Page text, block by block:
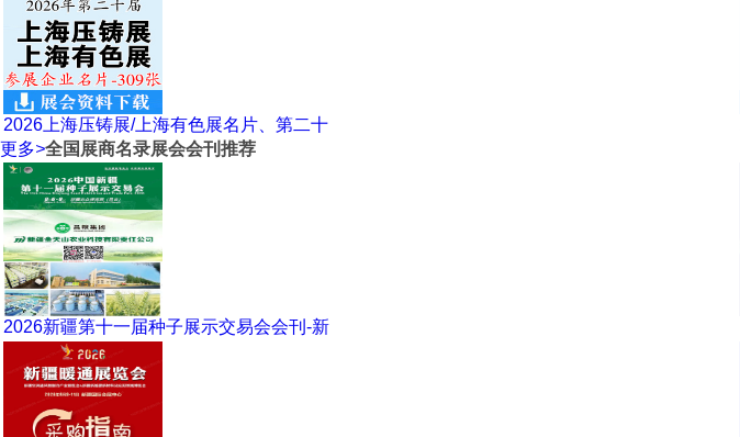
2026上海压铸展/上海有色展名片、第二十
更多>全国展商名录展会会刊推荐
2026新疆第十一届种子展示交易会会刊-新